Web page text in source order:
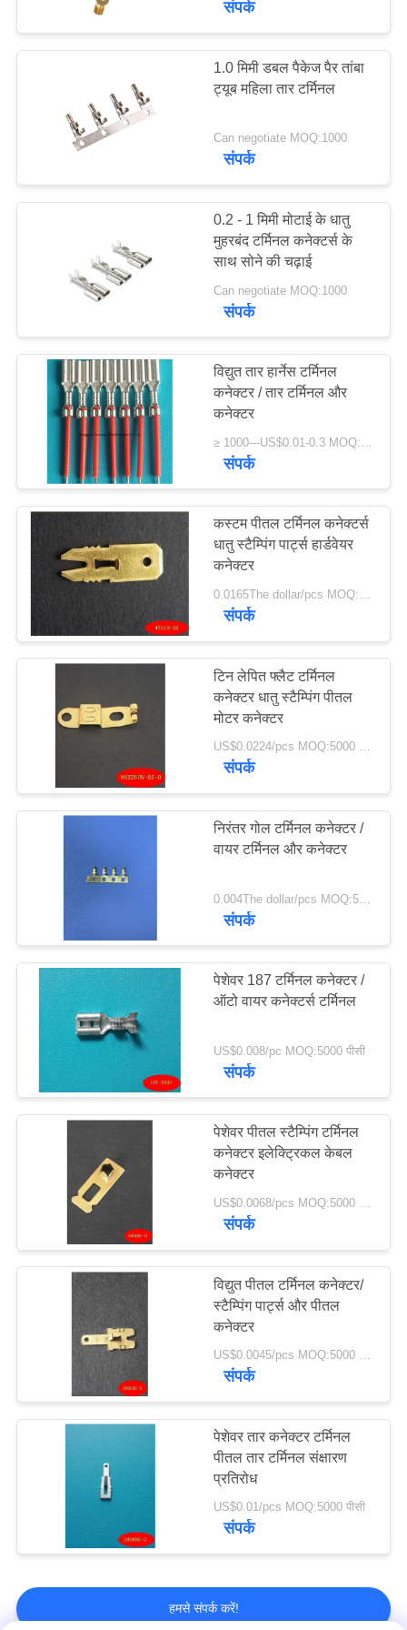
संपर्क
1.0 मिमी डबल पैकेज पैर तांबा
ट्यूब महिला तार टर्मिनल
Can negotiate MOQ:1000
संपर्क
0.2 - 1 मिमी मोटाई के धातु
मुहरबंद टर्मिनल कनेक्टर्स के
साथ सोने की चढ़ाई
Can negotiate MOQ:1000
संपर्क
विद्युत तार हार्नेस टर्मिनल
कनेक्टर / तार टर्मिनल और
कनेक्टर
≥ 1000---US$0.01-0.3 MOQ:1000
संपर्क
कस्टम पीतल टर्मिनल कनेक्टर्स
धातु स्टैम्पिंग पार्ट्स हार्डवेयर
कनेक्टर
0.0165The dollar/pcs MOQ:5000 पीसी
संपर्क
टिन लेपित फ्लैट टर्मिनल
कनेक्टर धातु स्टैम्पिंग पीतल
मोटर कनेक्टर
US$0.0224/pcs MOQ:5000 पीसी
संपर्क
निरंतर गोल टर्मिनल कनेक्टर /
वायर टर्मिनल और कनेक्टर
संपर्क
पेशेवर 187 टर्मिनल कनेक्टर /
ऑटो वायर कनेक्टर्स टर्मिनल
US$0.008/pc MOQ:5000 पीसी
संपर्क
पेशेवर पीतल स्टैम्पिंग टर्मिनल
कनेक्टर इलेक्ट्रिकल केबल
कनेक्टर
US$0.0068/pcs MOQ:5000 पीसी
संपर्क
विद्युत पीतल टर्मिनल कनेक्टर/
स्टैम्पिंग पार्ट्स और पीतल
कनेक्टर
US$0.0045/pcs MOQ:5000 पीसी
संपर्क
पेशेवर तार कनेक्टर टर्मिनल
पीतल तार टर्मिनल संक्षारण
प्रतिरोध
US$0.01/pcs MOQ:5000 पीसी
संपर्क
हमसे संपर्क करें!